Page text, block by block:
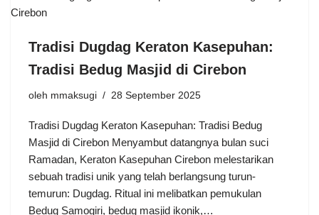
Tradisi Dugdag Keraton Kasepuhan:
Tradisi Bedug Masjid di Cirebon
oleh mmaksugi 28 September 2025
Tradisi Dugdag Keraton Kasepuhan: Tradisi Bedug
Masjid di Cirebon Menyambut datangnya bulan suci
Ramadan, Keraton Kasepuhan Cirebon melestarikan
sebuah tradisi unik yang telah berlangsung turun-
temurun: Dugdag. Ritual ini melibatkan pemukulan
Bedug Samogiri, bedug masjid ikonik,…